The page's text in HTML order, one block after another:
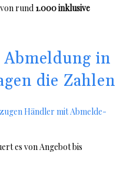
rund 1.000 inklusive
in
die Zahlen
Händler mit Abmelde-
es von Angebot bis